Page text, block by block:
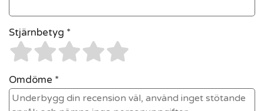
Stjärnbetyg *
Omdöme *